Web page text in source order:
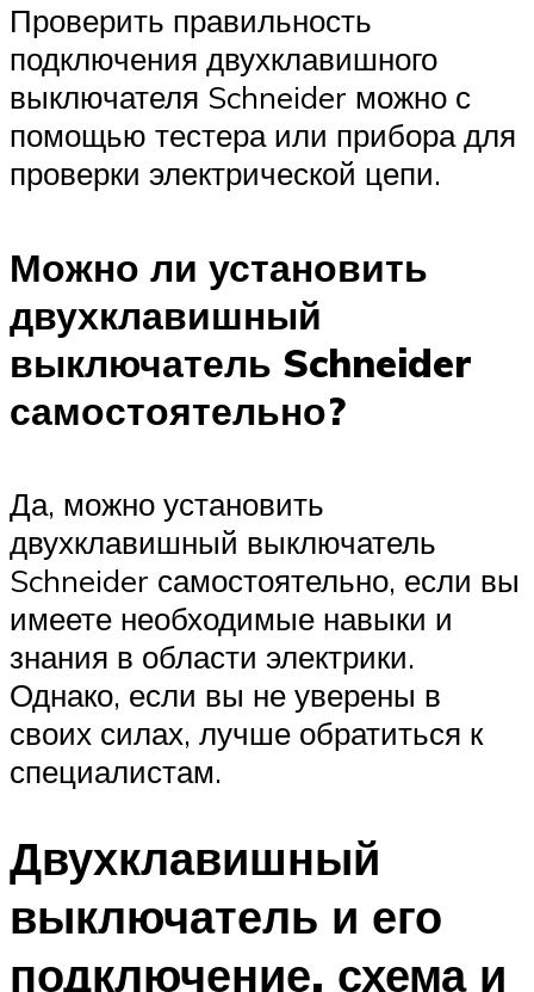
Проверить правильность
подключения двухклавишного
выключателя Schneider можно с
помощью тестера или прибора для
проверки электрической цепи.
Можно ли установить
двухклавишный
выключатель Schneider
самостоятельно?
Да, можно установить
двухклавишный выключатель
Schneider самостоятельно, если вы
имеете необходимые навыки и
знания в области электрики.
Однако, если вы не уверены в
своих силах, лучше обратиться к
специалистам.
Двухклавишный
выключатель и его
подключение, схема и